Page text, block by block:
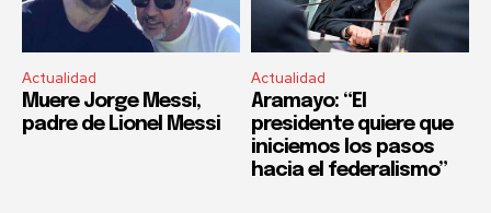
Actualidad
Muere Jorge Messi,
padre de Lionel Messi
Actualidad
Aramayo: “El
presidente quiere que
iniciemos los pasos
hacia el federalismo”